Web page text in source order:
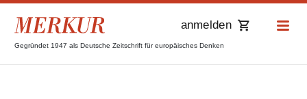
Gegründet 1947 als Deutsche Zeitschrift für europäisches Denken
anmelden